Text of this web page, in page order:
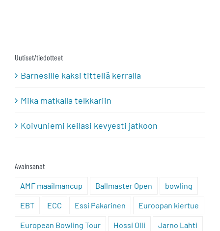
Uutiset/tiedotteet
Barnesille kaksi titteliä kerralla
Mika matkalla telkkariin
Koivuniemi keilasi kevyesti jatkoon
Avainsanat
AMF maailmancup Ballmaster Open bowling
EBT ECC Essi Pakarinen Euroopan kiertue
European Bowling Tour Hossi Olli Jarno Lahti